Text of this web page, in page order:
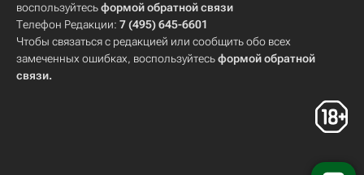
воспользуйтесьформой обратной связи
Телефон Редакции: 7 (495) 645-6601
Чтобы связаться с редакцией или сообщить обо всех
замеченных ошибках, воспользуйтесьформой обратной
связи.